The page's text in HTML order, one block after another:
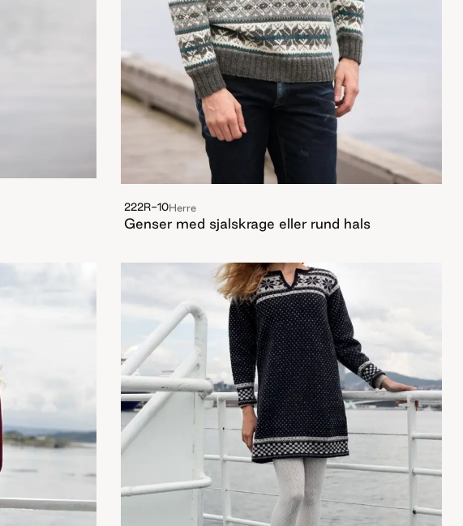
222R-10Herre
Genser med sjalskrage eller rund hals